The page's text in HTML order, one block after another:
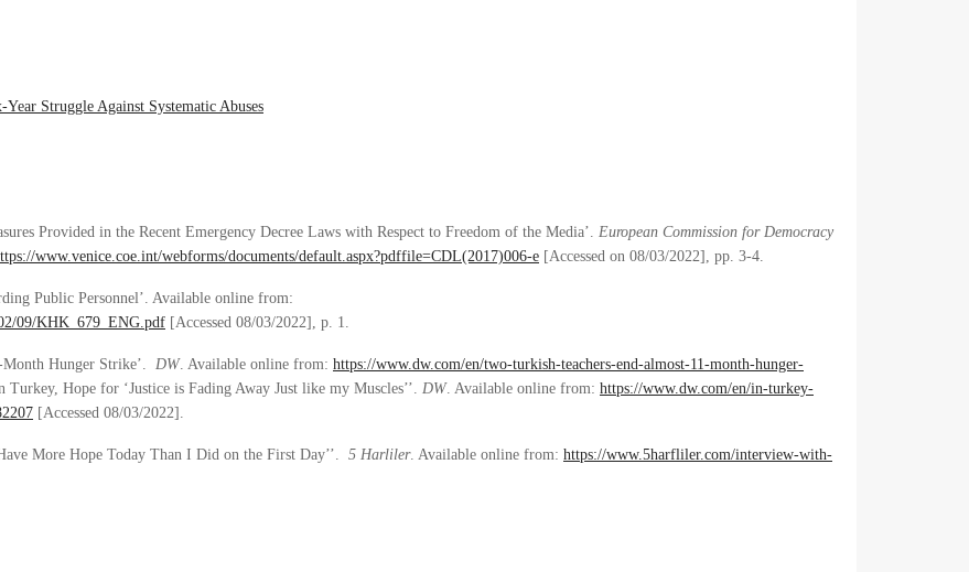
Struggle Against Systematic Abuses
Provided in the Recent Emergency Decree Laws with Respect to Freedom of the Media’. European Commission for Democracy
www.venice.coe.int/webforms/documents/default.aspx?pdffile=CDL(2017)006-e [Accessed on 08/03/2022], pp. 3-4.
Public Personnel’. Available online from:
09/KHK_679_ENG.pdf [Accessed 08/03/2022], p. 1.
Hunger Strike’. DW. Available online from: https://www.dw.com/en/two-turkish-teachers-end-almost-11-month-hunger-
Hope for ‘Justice is Fading Away Just like my Muscles’’. DW. Available online from: https://www.dw.com/en/in-turkey-
[Accessed 08/03/2022].
More Hope Today Than I Did on the First Day’’. 5 Harliler. Available online from: https://www.5harfliler.com/interview-with-